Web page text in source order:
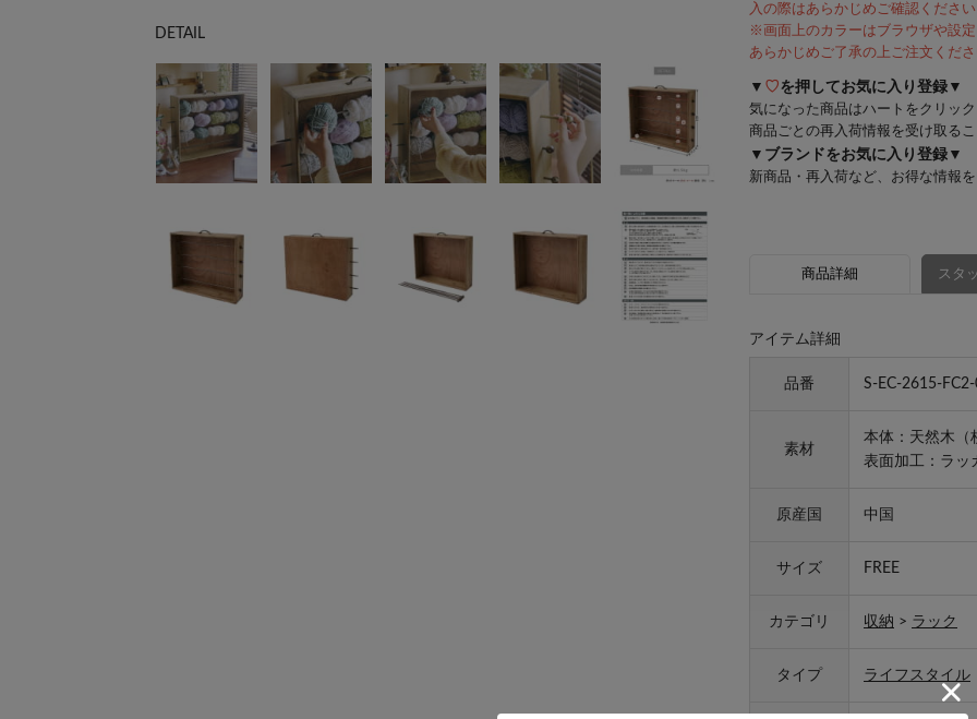
DETAIL
入の際はあらかじめご確認ください
※画面上のカラーはブラウザや設
あらかじめご了承の上ご注文くださ
▼ ♡を押してお気に入り登録▼
気になった商品はハートをクリッ
商品ごとの再入荷情報を受け取る
▼ブランドをお気に入り登録▼
新商品・再入荷など、お得な情報
商品詳細 スタ
アイテム詳細
品番 S-EC-2615-
素材
本体：天然木（
表面加工：ラッ
原産国 中国
サイズ FREE
カテゴリ 収納 > ラック
タイプ ライフスタイル